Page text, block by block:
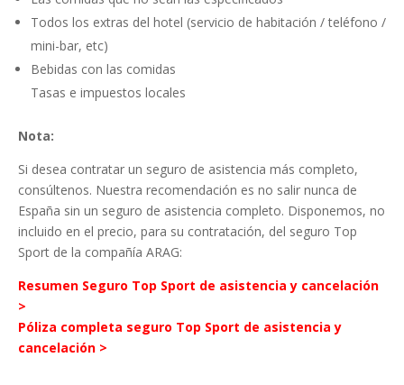
Todos los extras del hotel (servicio de habitación / teléfono /
mini-bar, etc)
Bebidas con las comidas
Tasas e impuestos locales
Nota:
Si desea contratar un seguro de asistencia más completo,
consúltenos. Nuestra recomendación es no salir nunca de
España sin un seguro de asistencia completo. Disponemos, no
incluido en el precio, para su contratación, del seguro Top
Sport de la compañía ARAG:
Resumen Seguro Top Sport de asistencia y cancelación
>
Póliza completa seguro Top Sport de asistencia y
cancelación >